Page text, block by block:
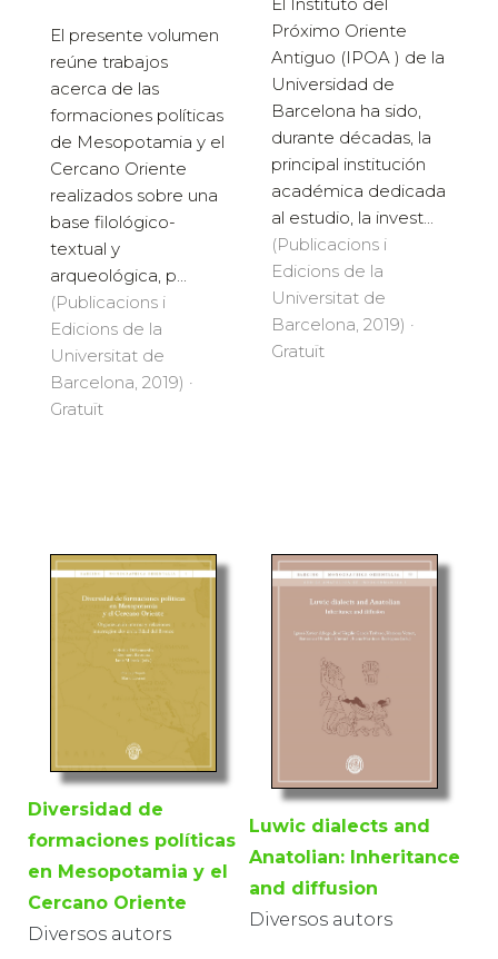
El presente volumen
reúne trabajos
acerca de las
formaciones po­líticas
de Mesopotamia y el
Cercano Oriente
realizados sobre una
base filológico-
textual y
arqueológica, p...
(Publicacions i
Edicions de la
Universitat de
Barcelona, 2019) ·
Gratuït
Próximo Oriente
Antiguo (IPOA ) de la
Universidad de
Barcelona ha sido,
durante décadas, la
principal institución
académica dedicada
al estudio, la invest...
(Publicacions i
Edicions de la
Universitat de
Barcelona, 2019) ·
Gratuït
Diversidad de
formaciones políticas
en Mesopotamia y el
Cercano Oriente
Diversos autors
Luwic dialects and
Anatolian: Inheritance
and diffusion
Diversos autors